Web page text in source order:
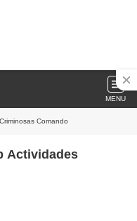
MENU
Comando
Actividades